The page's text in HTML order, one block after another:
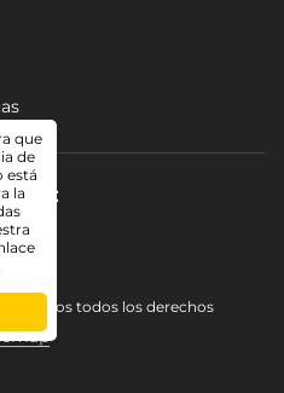
todos los derechos
que
de
está
la